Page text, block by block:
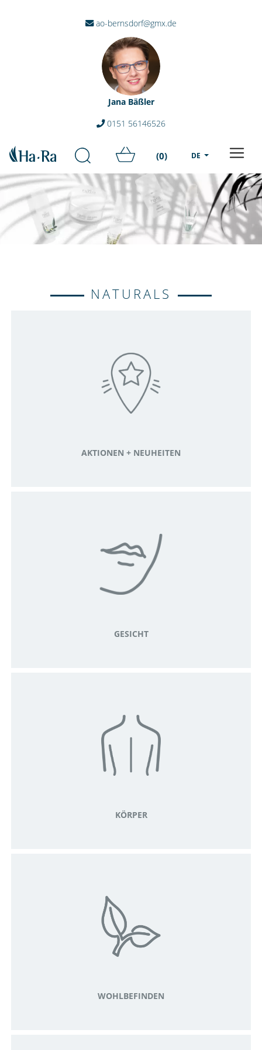
ao-bernsdorf@gmx.de
Jana Bäßler
0151 56146526
(0) DE
NATURALS
AKTIONEN + NEUHEITEN
GESICHT
KÖRPER
WOHLBEFINDEN